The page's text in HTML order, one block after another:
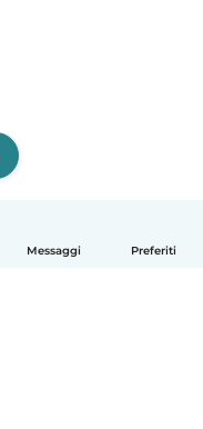
Messaggi Preferiti